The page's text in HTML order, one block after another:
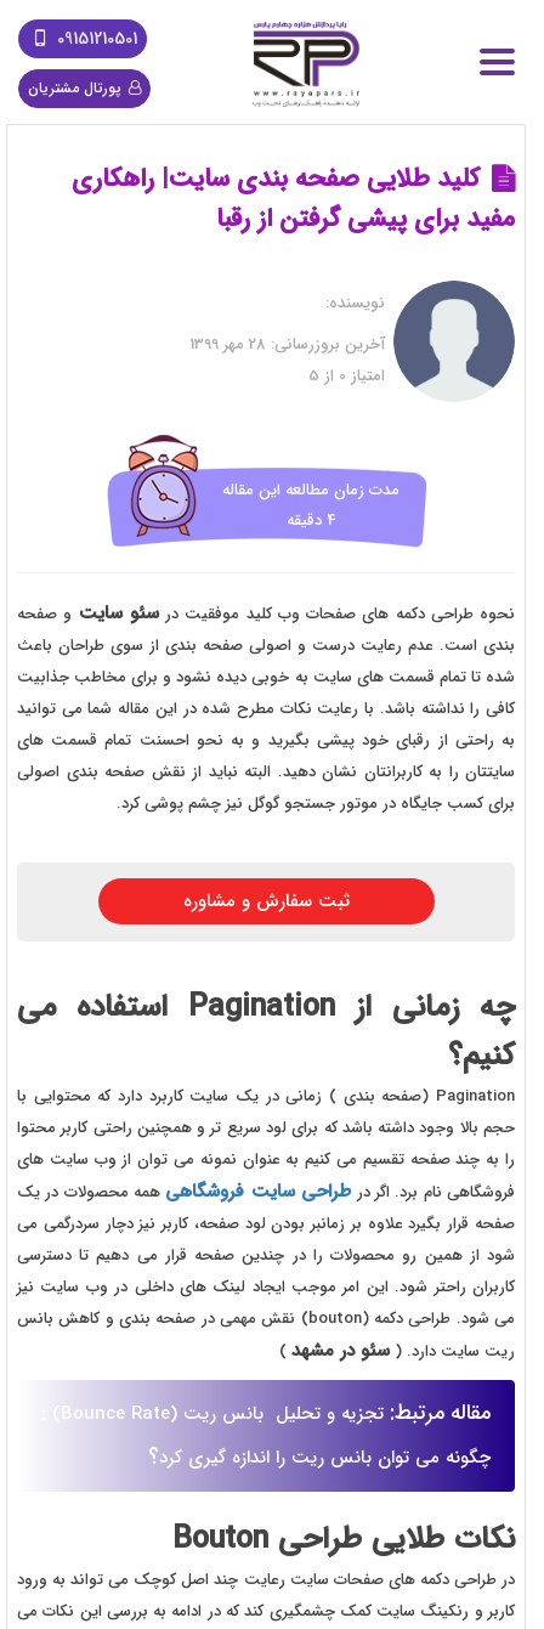
09151210501
پورتال مشتریان
کلید طلایی صفحه بندی سایت| راهکاری
مفید برای پیشی گرفتن از رقبا
نویسنده:
آخرین بروزرسانی:
امتیاز 0 از 5
مدت زمان مطالعه این مقاله
4 دقیقه
نحوه طراحی دکمه های صفحات وب کلید موفقیت درسئو سایت و صفحه
بندی است. عدم رعایت درست و اصولی صفحه بندی از سوی طراحان باعث
شده تا تمام قسمت های سایت به خوبی دیده نشود و برای مخاطب جذابیت
کافی را نداشته باشد. با رعایت نکات مطرح شده در این مقاله شما می توانید
به راحتی از رقبای خود پیشی بگیرید و به نحو احسنت تمام قسمت های
سایتتان را به کاربرانتان نشان دهید. البته نباید از نقش صفحه بندی اصولی
برای کسب جایگاه در موتور جستجو گوگل نیز چشم پوشی کرد.
ثبت سفارش و مشاوره
چه زمانی از Pagination استفاده می
کنیم؟
Pagination (صفحه بندی ) زمانی در یک سایت کاربرد دارد که محتوایی با
حجم بالا وجود داشته باشد که برای لود سریع تر و همچنین راحتی کاربر محتوا
را به چند صفحه تقسیم می کنیم به عنوان نمونه می توان از وب سایت های
فروشگاهی نام برد. اگر درطراحی سایت فروشگاهی همه محصولات در یک
صفحه قرار بگیرد علاوه بر زمانبر بودن لود صفحه، کاربر نیز دچار سردرگمی می
شود از همین رو محصولات را در چندین صفحه قرار می دهیم تا دسترسی
کاربران راحتر شود. این امر موجب ایجاد لینک های داخلی در وب سایت نیز
می شود. طراحی دکمه (bouton) نقش مهمی در صفحه بندی و کاهش بانس
ریت سایت دارد. (سئو در مشهد )
مقاله مرتبط:
چگونه می توان بانس ریت را اندازه گیری کرد؟
نکات طلایی طراحی Bouton
در طراحی دکمه های صفحات سایت رعایت چند اصل کوچک می تواند به ورود
کاربر و رنکینگ سایت کمک چشمگیری کند که در ادامه به بررسی این نکات می